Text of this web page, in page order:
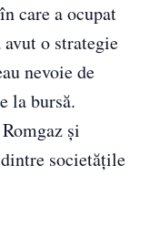
care a ocupat
o strategie
nevoie de
la bursă.
și
societățile